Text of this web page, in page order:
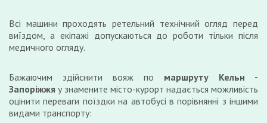
Всі машини проходять ретельний технічний огляд перед
виїздом, а екіпажі допускаються до роботи тільки після
медичного огляду.
Бажаючим здійснити вояж по маршруту Кельн -
Запоріжжя у знамените місто-курорт надається можливість
оцінити переваги поїздки на автобусі в порівнянні з іншими
видами транспорту: